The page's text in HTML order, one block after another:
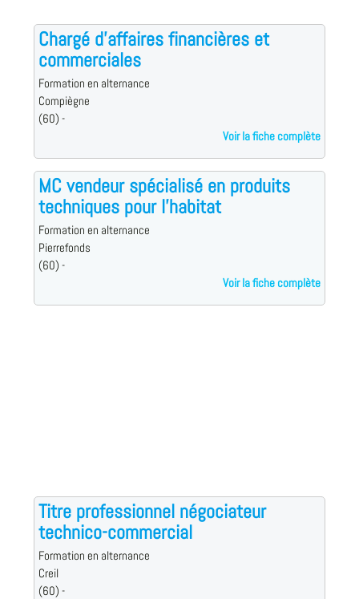
Chargé d'affaires financières et
commerciales
Formation en alternance
Compiègne
(60) -
Voir la fiche complète
MC vendeur spécialisé en produits
techniques pour l'habitat
Formation en alternance
Pierrefonds
(60) -
Voir la fiche complète
Titre professionnel négociateur
technico-commercial
Formation en alternance
Creil
(60) -